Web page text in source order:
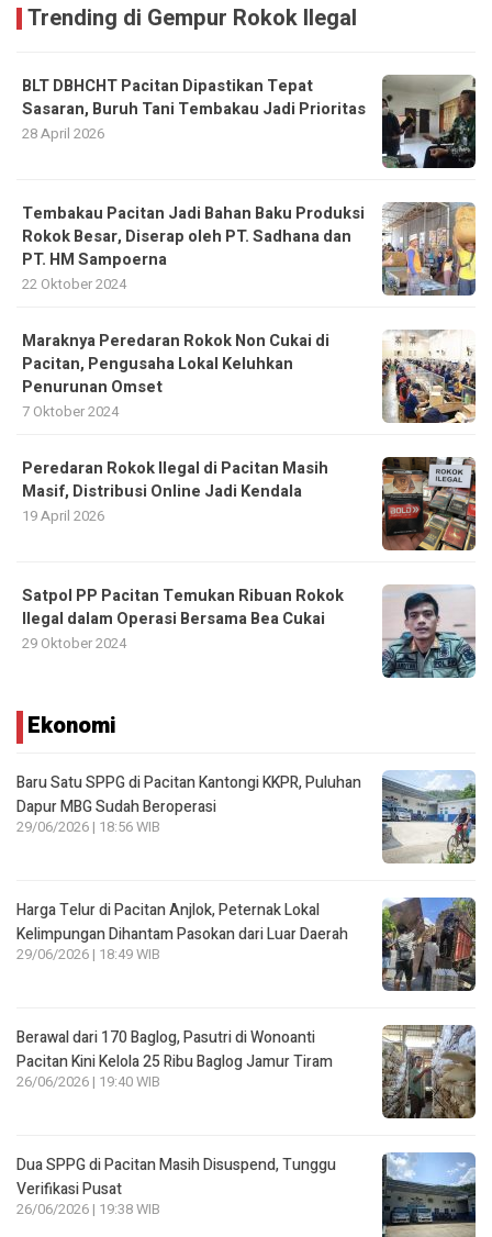
Trending di Gempur Rokok Ilegal
BLT DBHCHT Pacitan Dipastikan Tepat
Sasaran, Buruh Tani Tembakau Jadi Prioritas
28 April 2026
Tembakau Pacitan Jadi Bahan Baku Produksi
Rokok Besar, Diserap oleh PT. Sadhana dan
PT. HM Sampoerna
22 Oktober 2024
Maraknya Peredaran Rokok Non Cukai di
Pacitan, Pengusaha Lokal Keluhkan
Penurunan Omset
7 Oktober 2024
Peredaran Rokok Ilegal di Pacitan Masih
Masif, Distribusi Online Jadi Kendala
19 April 2026
Satpol PP Pacitan Temukan Ribuan Rokok
Ilegal dalam Operasi Bersama Bea Cukai
29 Oktober 2024
Ekonomi
Baru Satu SPPG di Pacitan Kantongi KKPR, Puluhan
Dapur MBG Sudah Beroperasi
29/06/2026 | 18:56 WIB
Harga Telur di Pacitan Anjlok, Peternak Lokal
Kelimpungan Dihantam Pasokan dari Luar Daerah
29/06/2026 | 18:49 WIB
Berawal dari 170 Baglog, Pasutri di Wonoanti
Pacitan Kini Kelola 25 Ribu Baglog Jamur Tiram
26/06/2026 | 19:40 WIB
Dua SPPG di Pacitan Masih Disuspend, Tunggu
Verifikasi Pusat
26/06/2026 | 19:38 WIB